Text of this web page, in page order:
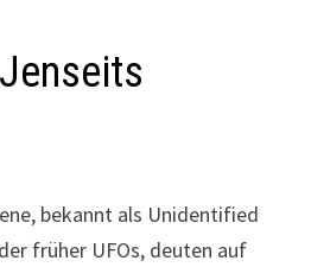
bekannt als Unidentified
früher UFOs, deuten auf